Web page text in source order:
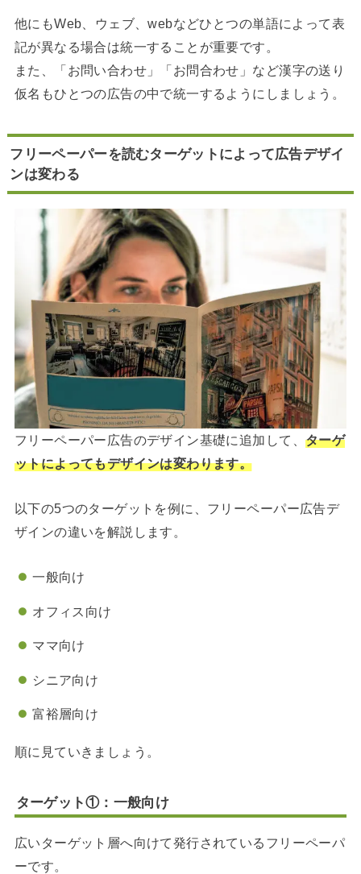
他にもWeb、ウェブ、webなどひとつの単語によって表
記が異なる場合は統一することが重要です。
また、「お問い合わせ」「お問合わせ」など漢字の送り
仮名もひとつの広告の中で統一するようにしましょう。
フリーペーパーを読むターゲットによって広告デザイ
ンは変わる
フリーペーパー広告のデザイン基礎に追加して、 ターゲ
ットによってもデザインは変わります。
以下の5つのターゲットを例に、フリーペーパー広告デ
ザインの違いを解説します。
一般向け
オフィス向け
ママ向け
シニア向け
富裕層向け
順に見ていきましょう。
ターゲット①：一般向け
広いターゲット層へ向けて発行されているフリーペーパ
ーです。